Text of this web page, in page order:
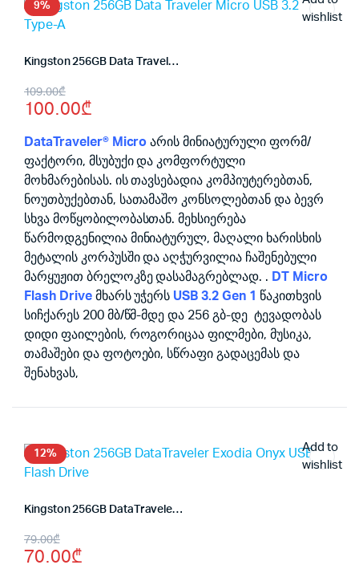
9%
wishlist
Kingston 256GB Data Traveler Micro USB 3.2 Type-A
109.00₾
Original
price
was:
109.00₾.
100.00₾
Current
price
is:
100.00₾.
DataTraveler® Micro არის მინიატურული ფორმ/
ფაქტორი, მსუბუქი და კომფორტული
მოხმარებისას. ის თავსებადია კომპიუტერებთან,
ნოუთბუქებთან, სათამაშო კონსოლებთან და ბევრ
სხვა მოწყობილობასთან. მეხსიერება
წარმოდგენილია მინიატურულ, მაღალი ხარისხის
მეტალის კორპუსში და აღჭურვილია ჩაშენებული
მარყუჟით ბრელოკზე დასამაგრებლად. . DT Micro
Flash Driveმხარს უჭერს USB 3.2 Gen 1 წაკითხვის
სიჩქარეს 200 მბ/წმ-მდე და 256 გბ-დე ტევადობას
დიდი ფაილების, როგორიცაა ფილმები, მუსიკა,
თამაშები და ფოტოები, სწრაფი გადაცემას და
შენახვას,
12%
Add to
wishlist
Kingston 256GB DataTraveler Exodia Onyx USB Flash Drive
79.00₾
Original
price
70.00₾
Current
price